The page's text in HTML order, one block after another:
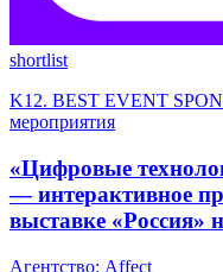
shortlist
K12. BEST EVENT
мероприятия
«Цифровые
— интерактивное
выставке «Россия»
Агентство: Affect